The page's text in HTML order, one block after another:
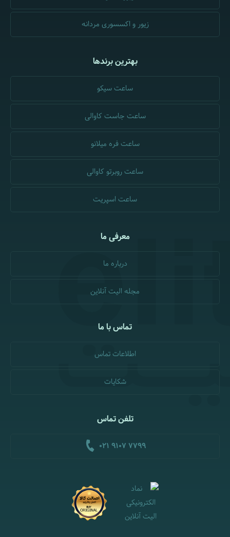
زیور و اکسسوری مردانه
بهترین برندها
ساعت سیکو
ساعت جاست کاوالی
ساعت فره میلانو
ساعت روبرتو کاوالی
ساعت اسپریت
معرفی ما
درباره ما
مجله الیت آنلاین
تماس با ما
اطلاعات تماس
شکایات
تلفن تماس
021 9107 7799